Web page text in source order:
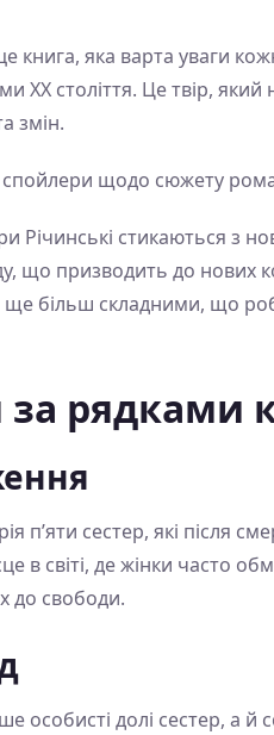
книга, яка варта уваги
ХХ століття. Це твір,
змін.
щодо сюжету
Річинські стикаються з
що призводить до нових
ще більш складними, що
рядками
п’яти сестер, які після
в світі, де жінки часто
до свободи.
особисті долі сестер, а